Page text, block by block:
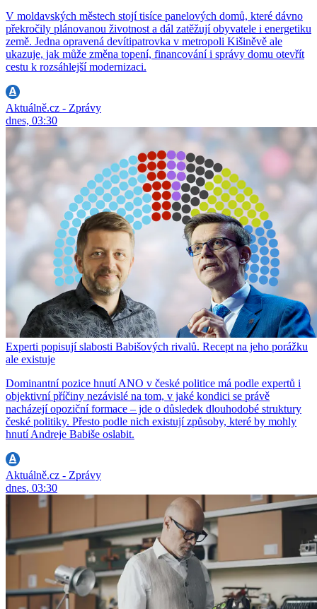
V moldavských městech stojí tisíce panelových domů, které dávno
překročily plánovanou životnost a dál zatěžují obyvatele i energetiku
země. Jedna opravená devítipatrovka v metropoli Kišiněvě ale
ukazuje, jak může změna topení, financování i správy domu otevřít
cestu k rozsáhlejší modernizaci.
Aktuálně.cz - Zprávy
dnes, 03:30
Experti popisují slabosti Babišových rivalů. Recept na jeho porážku
ale existuje
Dominantní pozice hnutí ANO v české politice má podle expertů i
objektivní příčiny nezávislé na tom, v jaké kondici se právě
nacházejí opoziční formace – jde o důsledek dlouhodobé struktury
české politiky. Přesto podle nich existují způsoby, které by mohly
hnutí Andreje Babiše oslabit.
Aktuálně.cz - Zprávy
dnes, 03:30